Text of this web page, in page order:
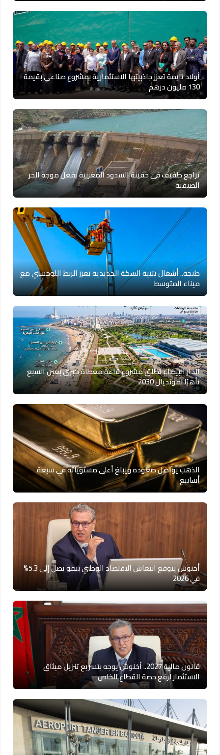
أولاد تايمة تعزز جاذبيتها الاستثمارية بمشروع صناعي بقيمة
130 مليون درهم
تراجع طفيف في حقينة السدود المغربية بفعل موجة الحر
الصيفية
طنجة.. أشغال تثنية السكة الحديدية تعزز الربط اللوجستي مع
ميناء المتوسط
الدار البيضاء تطلق مشروع قاعة مغطاة كبرى بعين السبع
تأهبًا لمونديال 2030
الذهب يواصل صعوده ويبلغ أعلى مستوياته في سبعة
أسابيع
أخنوش يتوقع انتعاش الاقتصاد الوطني بنمو يصل إلى 5.3%
في 2026
قانون مالية 2027.. أخنوش يوجه بتسريع تنزيل ميثاق
الاستثمار لرفع حصة القطاع الخاص